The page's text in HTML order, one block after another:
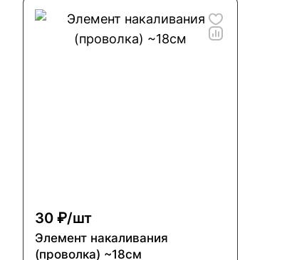
30 ₽/шт
Элемент накаливания
(проволка) ~18см